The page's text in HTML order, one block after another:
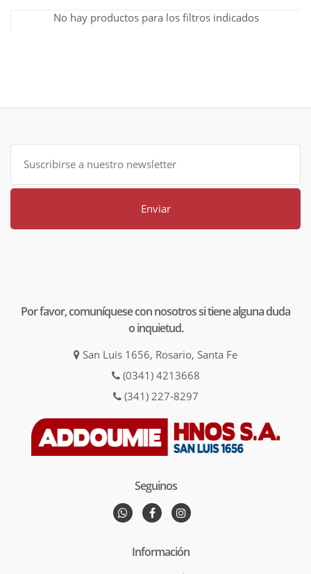
No hay productos para los filtros indicados
Enviar
Por favor, comuníquese con nosotros si tiene alguna duda
o inquietud.
San Luis 1656, Rosario, Santa Fe
(0341) 4213668
(341) 227-8297
Seguinos
Información